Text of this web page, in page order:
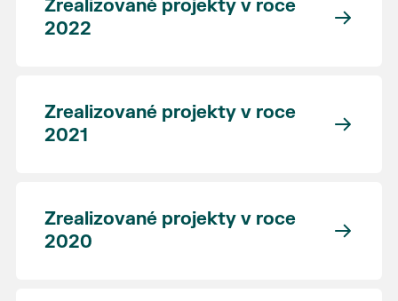
Zrealizované projekty v roce
2022
Zrealizované projekty v roce
2021
Zrealizované projekty v roce
2020